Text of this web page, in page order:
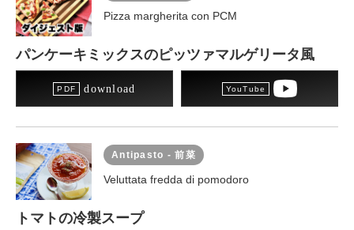
Pizza margherita con PCM
パンケーキミックスのピッツァマルゲリータ風
download
Antipasto - 前菜
Veluttata fredda di pomodoro
トマトの冷製スープ